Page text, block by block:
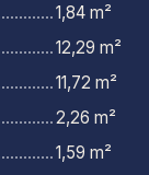
1,84 m²
12,29 m²
11,72 m²
2,26 m²
1,59 m²